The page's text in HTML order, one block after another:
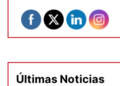
Últimas Noticias